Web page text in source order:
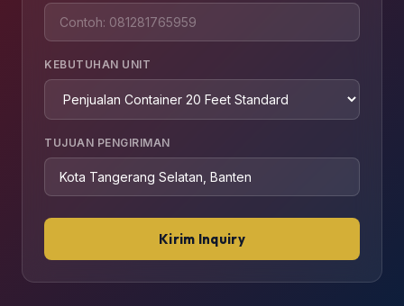
KEBUTUHAN UNIT
TUJUAN PENGIRIMAN
Kirim Inquiry